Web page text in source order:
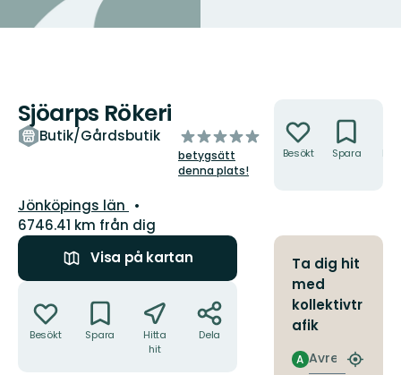
Sjöarps Rökeri
Butik/Gårdsbutik
av
5
stjärnor
betygsätt
denna plats!
Län:
Jönköpings län
6746.41 km från dig
Visa på kartan
Besökt Spara
Hitta
hit
Dela
Besökt Spara
Ta dig hit
med
kollektivtr
afik
Avresa
A
Hitta